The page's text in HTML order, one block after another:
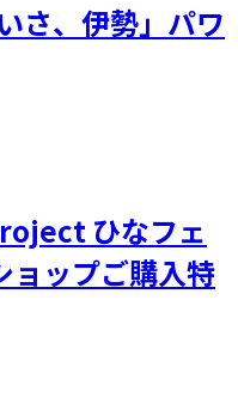
さ、伊勢」パワ
ひなフェ
ョップご購入特